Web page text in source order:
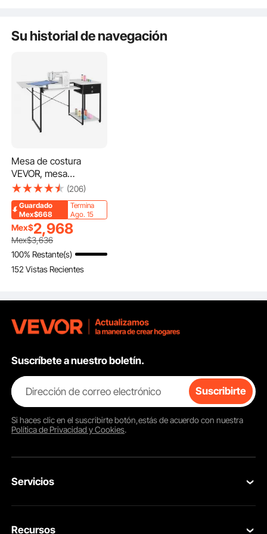
Su historial de navegación
Mesa de costura
VEVOR, mesa
multiusos para
máquina de coser con
cajones, estante lateral
plegable, estante
ajustable, patas de
acero, escritorio de
computadora para el
hogar, estudio de
institución educativa
(206)
Guardado
Mex$668
Termina
Ago. 15
Mex$2,968
Mex$3,636
100% Restante(s)
152 Vistas Recientes
Suscríbete a nuestro boletín.
Dirección de correo electrónico Suscribirte
Si haces clic en elsuscribirtebotón,estás de acuerdo con nuestra
Política de Privacidad y Cookies.
Servicios
Recursos